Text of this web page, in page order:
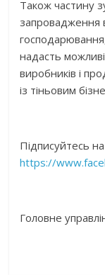
Також частину
запровадження в
надасть
виробників і
із тіньовим
Підписуйтесь
https://
Головне